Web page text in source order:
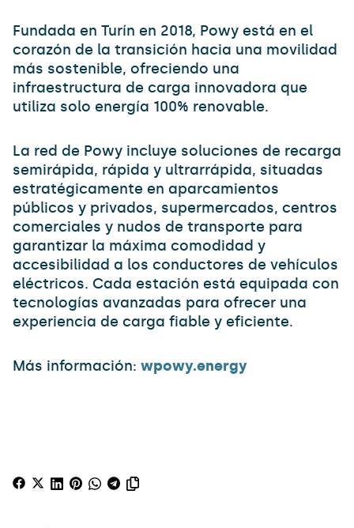
Fundada en Turín en 2018, Powy está en el
corazón de la transición hacia una movilidad
más sostenible, ofreciendo una
infraestructura de carga innovadora que
utiliza solo energía 100% renovable.
La red de Powy incluye soluciones de recarga
semirápida, rápida y ultrarrápida, situadas
estratégicamente en aparcamientos
públicos y privados, supermercados, centros
comerciales y nudos de transporte para
garantizar la máxima comodidad y
accesibilidad a los conductores de vehículos
eléctricos. Cada estación está equipada con
tecnologías avanzadas para ofrecer una
experiencia de carga fiable y eficiente.
Más información: wpowy.energy